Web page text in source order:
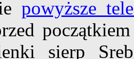
powyższe
sierp